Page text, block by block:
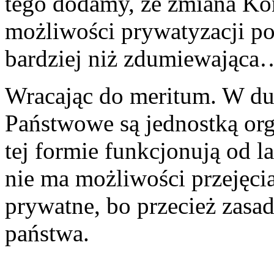
możliwości prywatyzacji
bardziej niż
Wracając do meritum. W
Państwowe są jednostką
tej formie funkcjonują od
nie ma możliwości
prywatne, bo przecież
państwa.